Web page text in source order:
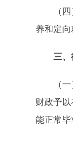
（四）
养和定
三、
（一）
财政予
能正常